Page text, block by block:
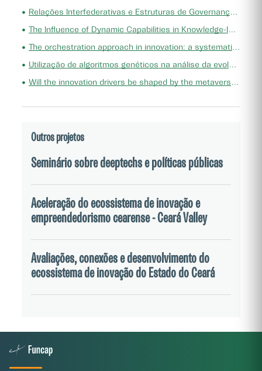
construir no Estado a aplicação sistemática do
conhecimento científico no campo da inovação como
fenômeno sociotécnico, desenvolvendo políticas
consistentes com o que esta área da pesquisa vem
desenvolvendo como resultados para o desenvolvimento
apresentado e as necessidades apontadas, o presente
instrumentos, mecanismos e políticas públicas podem
impactar de forma significativa no desenvolvimento do
ecossistema cearense de inovação como meio para o
desenvolvimento econômico regional? Como essas
• Relações Interfederativas e Estruturas de Governança da Região Metropolitana de Fortaleza (Brasil) em Análise
• The Influence of Dynamic Capabilities in Knowledge-Intensive Enterprises: A Study on a Regional Program to Foster Innovation in KIE Firms
• The orchestration approach in innovation: a systematic literature review
• Utilização de algoritmos genéticos na análise da evolução das estratégias de mpes e seus fornecedores
• Will the innovation drivers be shaped by the metaverses? A theoretical essay based on a systematic mapping study
Outros projetos
Seminário sobre deeptechs e políticas públicas
Aceleração do ecossistema de inovação e
empreendedorismo cearense - Ceará Valley
Avaliações, conexões e desenvolvimento do
ecossistema de inovação do Estado do Ceará